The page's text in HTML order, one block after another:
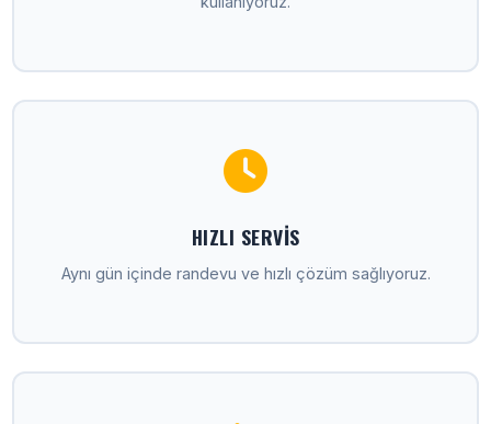
HIZLI SERVIS
Aynı gün içinde randevu ve hızlı çözüm sağlıyoruz.